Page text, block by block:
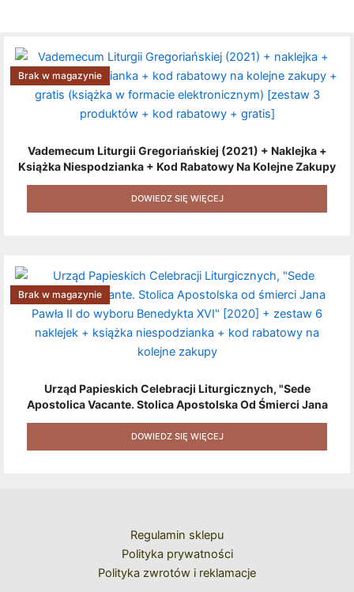
Vademecum Liturgii Gregoriańskiej (2021) + Naklejka +
Książka Niespodzianka + Kod Rabatowy Na Kolejne Zakupy
+ Gratis (książka W Formacie Elektronicznym) [zestaw 3
Produktów + Kod Rabatowy + Gratis]
Brak w magazynie
DOWIEDZ SIĘ WIĘCEJ
Urząd Papieskich Celebracji Liturgicznych, "Sede
Apostolica Vacante. Stolica Apostolska Od Śmierci Jana
Pawła II Do Wyboru Benedykta XVI" [2020] + Zestaw 6
Naklejek + Książka Niespodzianka + Kod Rabatowy Na
Kolejne Zakupy
Brak w magazynie
DOWIEDZ SIĘ WIĘCEJ
Regulamin sklepu
Polityka prywatności
Polityka zwrotów i reklamacje